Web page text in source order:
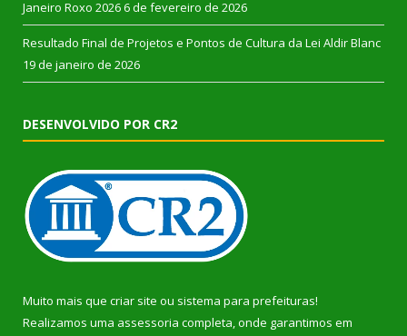
Janeiro Roxo 2026 6 de fevereiro de 2026
Resultado Final de Projetos e Pontos de Cultura da Lei Aldir Blanc
19 de janeiro de 2026
DESENVOLVIDO POR CR2
Muito mais que criar site ou sistema para prefeituras!
Realizamos uma assessoria completa, onde garantimos em